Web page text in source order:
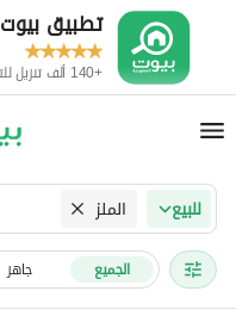
تطبيق بيوت
+140 ألف تنزيل للتطبيق
للبيع الملز
الجميع جاهز